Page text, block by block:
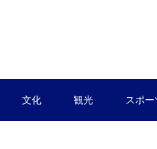
文化 観光 スポー